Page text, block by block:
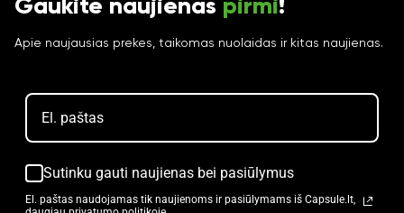
Gaukite naujienas pirmi!
Apie naujausias prekes, taikomas nuolaidas ir kitas naujienas.
Sutinku gauti naujienas bei pasiūlymus
El. paštas naudojamas tik naujienoms ir pasiūlymams iš Capsule.lt,